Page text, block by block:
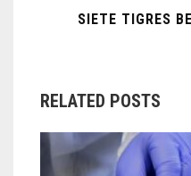
SIETE TIGRES
RELATED POSTS